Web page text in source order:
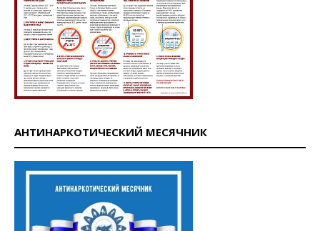
АНТИНАРКОТИЧЕСКИЙ МЕСЯЧНИК